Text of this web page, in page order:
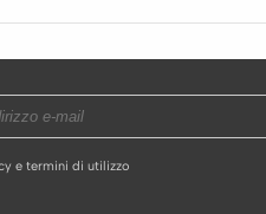
e termini di utilizzo